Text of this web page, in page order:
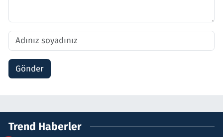
Gönder
Trend Haberler